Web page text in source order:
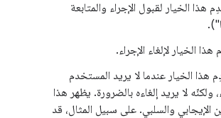
هذا الخيار لقبول الإجراء والمتابعة
الخيار لإلغاء الإجراء.
هذا الخيار عندما لا يريد المستخدم
ولكنّه لا يريد إلغاءه بالضرورة. يظهر هذا
الإيجابي والسلبي. على سبيل المثال، قد